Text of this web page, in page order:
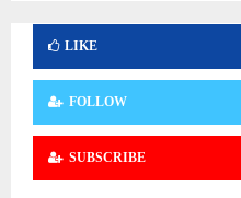
LIKE
FOLLOW
SUBSCRIBE